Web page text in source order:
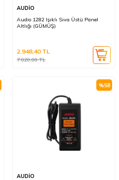
AUDİO
Audio 1282 Işıklı Sıva Üstü Panel
Altlığı (GÜMÜŞ)
7.020,00TL
2.948,40TL
%58
AUDİO